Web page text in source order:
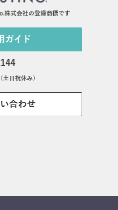
株式会社の登録商標です
ガイド
日祝休み）
合わせ